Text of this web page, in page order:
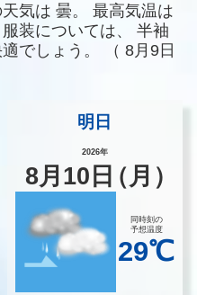
気は 曇。
最高気温は
服装については、
半袖
でしょう。
（ 8月9日
明日
2026年
8月 10 日（月）
同時刻の
予想温度
29℃